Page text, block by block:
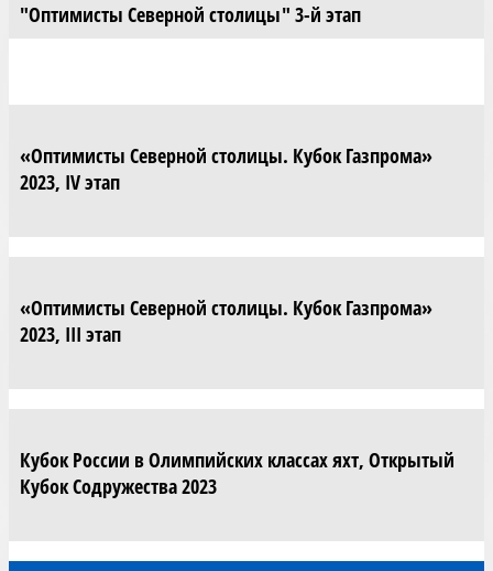
"Оптимисты Северной столицы" 3-й этап
«Оптимисты Северной столицы. Кубок Газпрома»
2023, IV этап
«Оптимисты Северной столицы. Кубок Газпрома»
2023, III этап
Кубок России в Олимпийских классах яхт, Открытый
Кубок Содружества 2023